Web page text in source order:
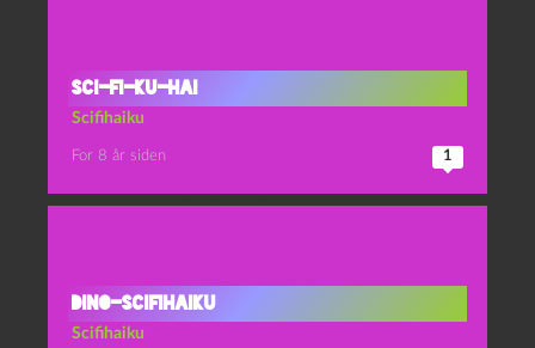
Sci-fi-ku-hai
Scifihaiku
For 8 år siden 1
Dino-scifihaiku
Scifihaiku